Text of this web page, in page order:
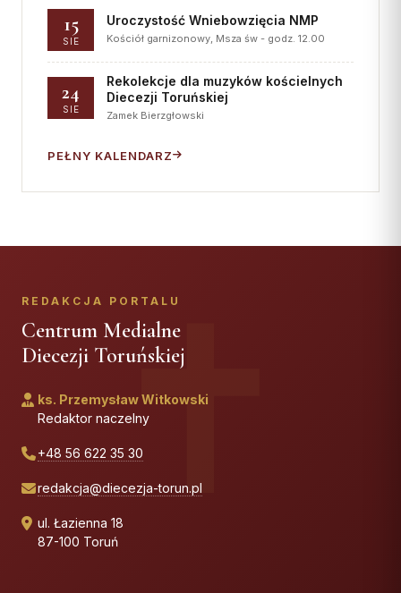
15
SIE
Uroczystość Wniebowzięcia NMP
Kościół garnizonowy, Msza św - godz. 12.00
24
SIE
Rekolekcje dla muzyków kościelnych
Diecezji Toruńskiej
Zamek Bierzgłowski
PEŁNY KALENDARZ
REDAKCJA PORTALU
Centrum Medialne
Diecezji Toruńskiej
ks. Przemysław Witkowski
Redaktor naczelny
+48 56 622 35 30
redakcja@diecezja-torun.pl
ul. Łazienna 18
87-100 Toruń